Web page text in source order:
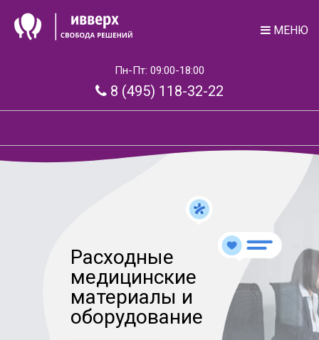
МЕНЮ
Пн-Пт: 09:00-18:00
8 (495) 118-32-22
Расходные
медицинские
материалы и
оборудование